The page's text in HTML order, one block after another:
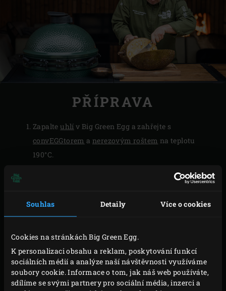
Souhlas Detaily Více o cookies
Cookies na stránkách Big Green Egg.
K personalizaci obsahu a reklam, poskytování funkcí
sociálních médií a analýze naší návštěvnosti využíváme
soubory cookie. Informace o tom, jak náš web používáte,
sdílíme se svými partnery pro sociální média, inzerci a
PŘÍPRAVA
Zapalte uhlí v Big Green Egg a zahřejte s
convEGGtorem anerezovým roštem na teplotu
190°C.
rozdrťte najemno pepř, koriandr, hořčičné semínka
použijte hmoždíř. Smíchejte všechny ingredience
půl lžíce. Zbytek směsi dejte do uzavřené nádoby a
můžete použít později.
Očistěte jackfruit, odstraňte slupku, semínka a tuhé
části dužiny.